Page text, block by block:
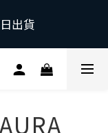
出貨
出貨
裝進口 /